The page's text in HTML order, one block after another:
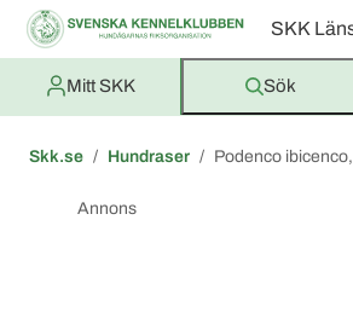
SKK
Mitt SKK Sök
Skk.se Hundraser Podenco
Annons